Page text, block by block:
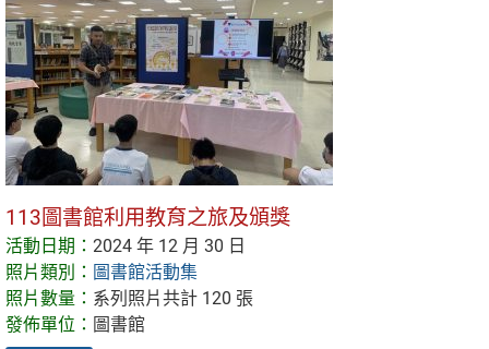
113圖書館利用教育之旅及頒獎
活動日期： 2024 年 12 月 30 日
照片類別： 圖書館活動集
照片數量： 系列照片共計 120 張
發佈單位： 圖書館